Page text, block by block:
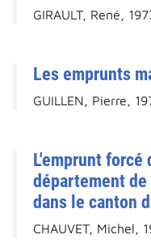
GIRAULT, René,
Les emprunts
GUILLEN, Pierre,
L'emprunt forcé
département
dans le canton
CHAUVET, Michel,